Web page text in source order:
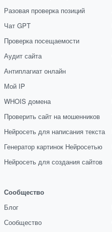
Разовая проверка позиций
Чат GPT
Проверка посещаемости
Аудит сайта
Антиплагиат онлайн
Мой IP
WHOIS домена
Проверить сайт на мошенников
Нейросеть для написания текста
Генератор картинок Нейросетью
Нейросеть для создания сайтов
Сообщество
Блог
Сообщество